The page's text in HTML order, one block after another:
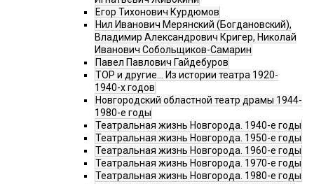
Егор Тихонович Курдюмов
Нил Иванович Мерянский (Богдановский),
Владимир Александрович Кригер, Николай
Иванович Собольщиков-Самарин
Павел Павлович Гайдебуров
ТОР и другие… Из истории театра 1920-
1940-х годов
Новгородский областной театр драмы 1944-
1980-е годы
Театральная жизнь Новгорода. 1940-е годы
Театральная жизнь Новгорода. 1950-е годы
Театральная жизнь Новгорода. 1960-е годы
Театральная жизнь Новгорода. 1970-е годы
Театральная жизнь Новгорода. 1980-е годы